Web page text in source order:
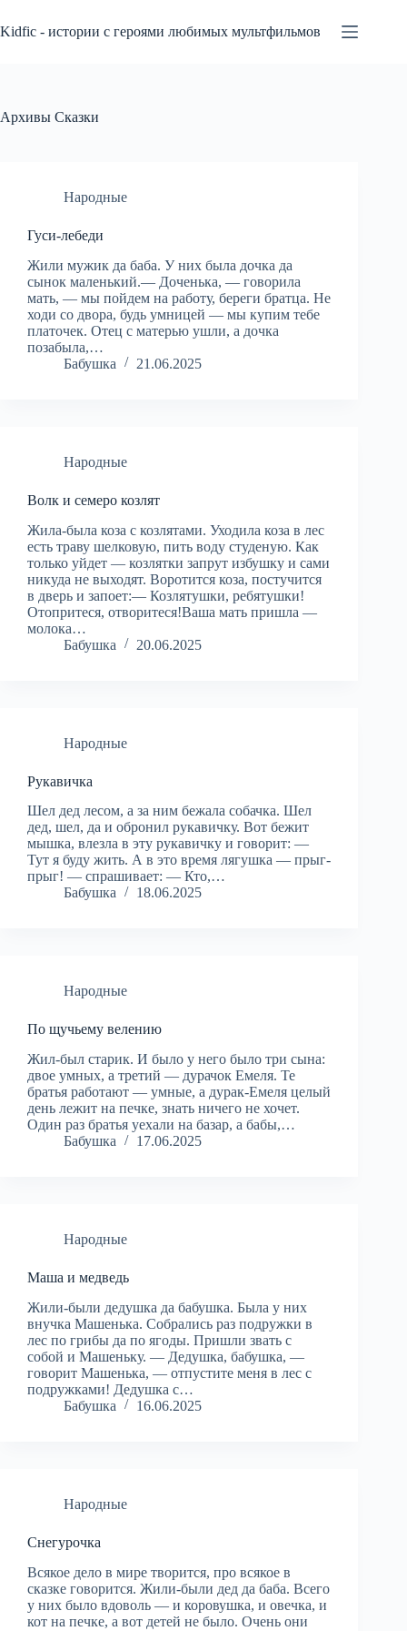
к
сути
Kidfic - истории с героями любимых мультфильмов
Архивы Сказки
Народные
Гуси-лебеди
Жили мужик да баба. У них была дочка да
сынок маленький.— Доченька, — говорила
мать, — мы пойдем на работу, береги братца. Не
ходи со двора, будь умницей — мы купим тебе
платочек. Отец с матерью ушли, а дочка
позабыла,…
Бабушка
21.06.2025
Народные
Волк и семеро козлят
Жила-была коза с козлятами. Уходила коза в лес
есть траву шелковую, пить воду студеную. Как
только уйдет — козлятки запрут избушку и сами
никуда не выходят. Воротится коза, постучится
в дверь и запоет:— Козлятушки, ребятушки!
Отопритеся, отворитеся!Ваша мать пришла —
молока…
Бабушка
20.06.2025
Народные
Рукавичка
Шел дед лесом, а за ним бежала собачка. Шел
дед, шел, да и обронил рукавичку. Вот бежит
мышка, влезла в эту рукавичку и говорит: —
Тут я буду жить. А в это время лягушка — прыг-
прыг! — спрашивает: — Кто,…
Бабушка
18.06.2025
Народные
По щучьему велению
Жил-был старик. И было у него было три сына:
двое умных, а третий — дурачок Емеля. Те
братья работают — умные, а дурак-Емеля целый
день лежит на печке, знать ничего не хочет.
Один раз братья уехали на базар, а бабы,…
Бабушка
17.06.2025
Народные
Маша и медведь
Жили-были дедушка да бабушка. Была у них
внучка Машенька. Собрались раз подружки в
лес по грибы да по ягоды. Пришли звать с
собой и Машеньку. — Дедушка, бабушка, —
говорит Машенька, — отпустите меня в лес с
подружками! Дедушка с…
Бабушка
16.06.2025
Народные
Снегурочка
Всякое дело в мире творится, про всякое в
сказке говорится. Жили-были дед да баба. Всего
у них было вдоволь — и коровушка, и овечка, и
кот на печке, а вот детей не было. Очень они